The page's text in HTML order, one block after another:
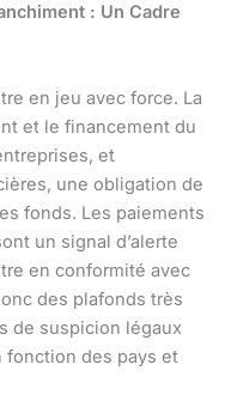
: Un Cadre
en jeu avec force. La
et le financement du
et
une obligation de
fonds. Les paiements
un signal d’alerte
en conformité avec
des plafonds très
de suspicion légaux
fonction des pays et